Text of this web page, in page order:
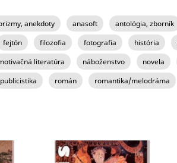
anekdoty anasoft antológia, zborník
fejtón
filozofia fotografia história
literatúra
náboženstvo novela
publicistika
román romantika/melodráma